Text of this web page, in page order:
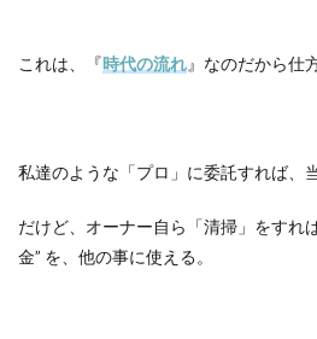
これは、『時代の流れ』なのだから仕
私達のような「プロ」に委託すれば、
だけど、オーナー自ら「清掃」をすれ
金” を、他の事に使える。